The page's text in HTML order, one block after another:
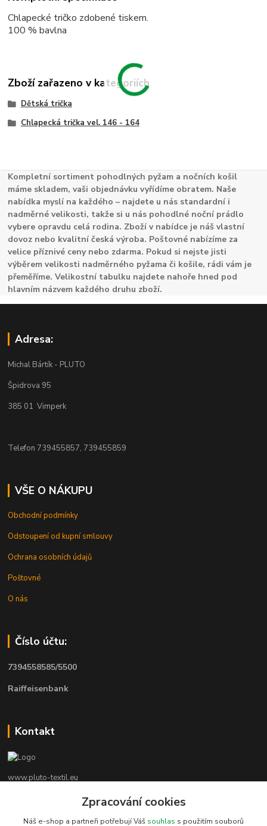
Chlapecké tričko zdobené tiskem.
100 % bavlna
Zboží zařazeno v kategoriích
Dětská trička
Chlapecká trička vel. 146 - 164
Kompletní sortiment pohodlných pyžam a nočních košil
máme skladem, vaši objednávku vyřídíme obratem. Naše
nabídka myslí na každého – najdete u nás standardní i
nadměrné velikosti, takže si u nás pohodlné noční prádlo
vybere opravdu celá rodina. Zboží v nabídce je náš vlastní
dovoz nebo kvalitní česká výroba. Poštovné nabízíme za
velice příznivé ceny nebo zdarma. Pokud si nejste jisti
výběrem velikosti nadměrného pyžama či košile, rádi vám je
přeměříme. Velikostní tabulku najdete nahoře hned pod
hlavním názvem každého druhu zboží.
Adresa:
Michal Bártík - PLUTO
Špidrova 95
385 01 Vimperk
Telefon 739455857, 739455859
VŠE O NÁKUPU
Obchodní podmínky
Odstoupení od kupní smlouvy
Ochrana osobních údajů
Poštovné
O nás
Číslo účtu:
7394558585/5500
Raiffeisenbank
Kontakt
www.pluto-textil.eu
+420 739 455 857
Zpracování cookies
Náš e-shop a partneři potřebují Váš souhlas s použitím souborů